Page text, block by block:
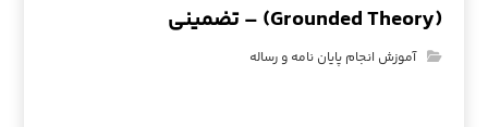
(Grounded Theory) – تضمینی
آموزش انجام پایان نامه و رساله